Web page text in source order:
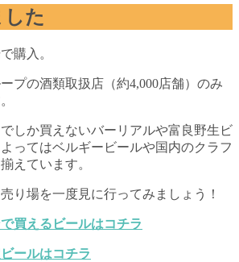
た
購入。
プの酒類取扱店（約4,000店舗）のみ
しか買えないバーリアルや富良野生ビ
ってはベルギービールや国内のクラフ
えています。
り場を一度見に行ってみましょう！
買えるビールはコチラ
ールはコチラ